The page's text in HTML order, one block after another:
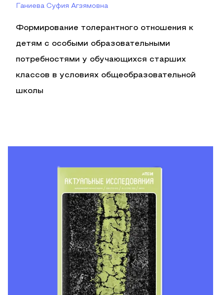
Ганиева Суфия Агзямовна
Формирование толерантного отношения к
детям с особыми образовательными
потребностями у обучающихся старших
классов в условиях общеобразовательной
школы